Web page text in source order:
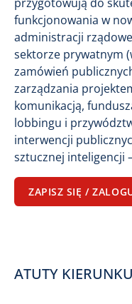
funkcjonowania w
administracji
sektorze prywatnym
zamówień
zarządzania
komunikacją,
lobbingu i
interwencji
sztucznej inteligencji
ZAPISZ SIĘ /
ATUTY KIERUNKU